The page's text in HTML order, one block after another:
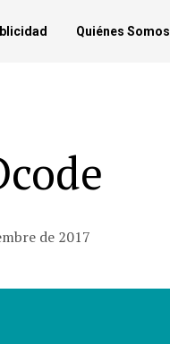
Quiénes Somos
de 2017